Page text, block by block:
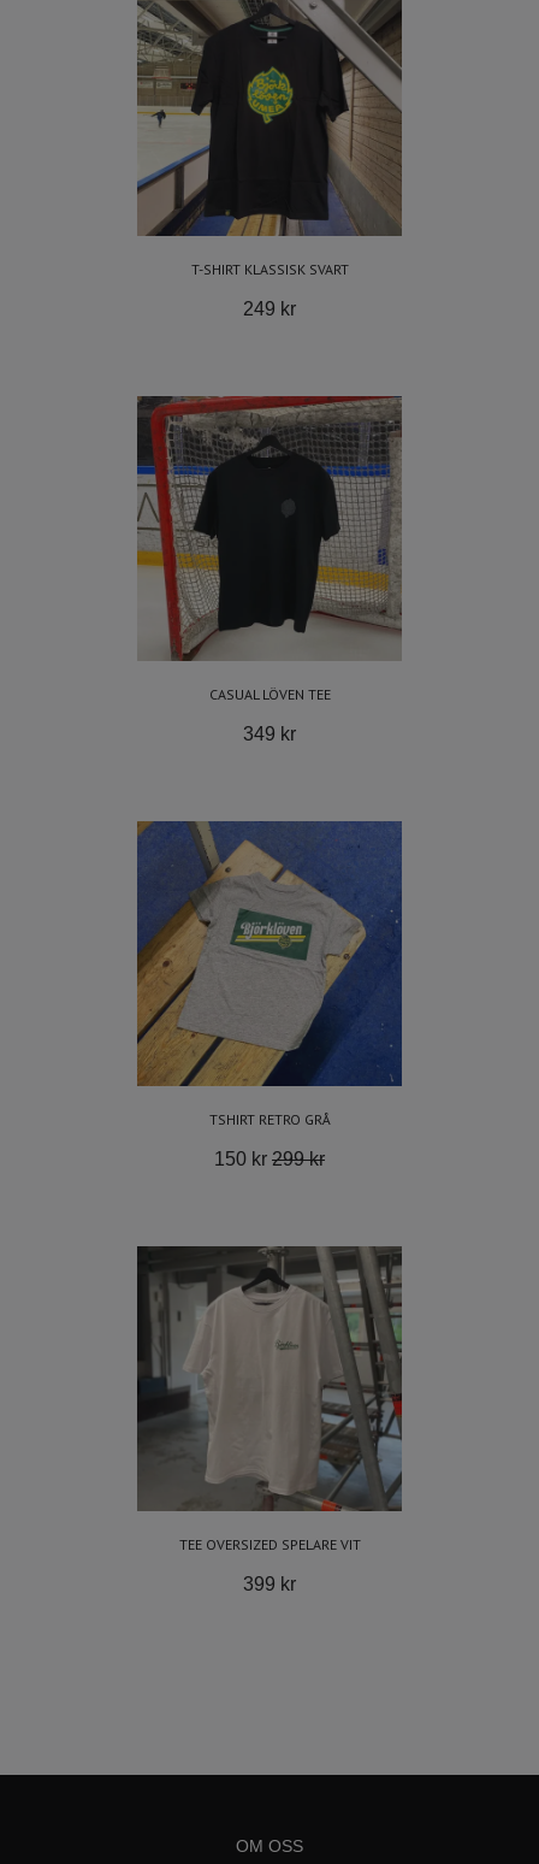
T-SHIRT KLASSISK SVART
249 kr
CASUAL LÖVEN TEE
349 kr
TSHIRT RETRO GRÅ
150 kr 299 kr
TEE OVERSIZED SPELARE VIT
399 kr
OM OSS